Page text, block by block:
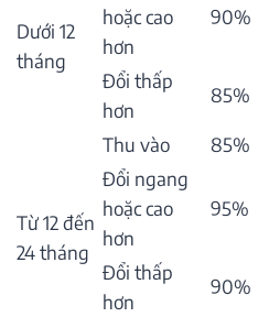
Dưới 12
tháng
hoặc cao
hơn
90%
Đổi thấp
hơn
85%
Từ 12 đến
24 tháng
Thu vào
85%
Đổi ngang
hoặc cao
hơn
95%
Đổi thấp
hơn
90%